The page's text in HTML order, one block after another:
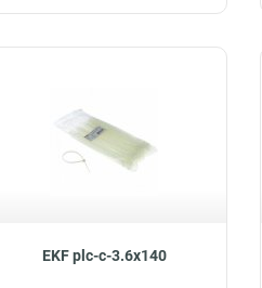
EKF plc-c-3.6x140